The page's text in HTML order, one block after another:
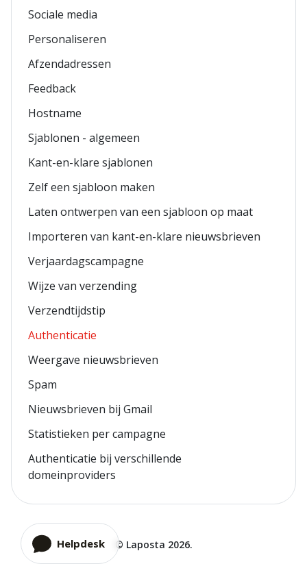
Sociale media
Personaliseren
Afzendadressen
Feedback
Hostname
Sjablonen - algemeen
Kant-en-klare sjablonen
Zelf een sjabloon maken
Laten ontwerpen van een sjabloon op maat
Importeren van kant-en-klare nieuwsbrieven
Verjaardagscampagne
Wijze van verzending
Verzendtijdstip
Authenticatie
Weergave nieuwsbrieven
Spam
Nieuwsbrieven bij Gmail
Statistieken per campagne
Authenticatie bij verschillende
domeinproviders
© Laposta 2026.
Helpdesk